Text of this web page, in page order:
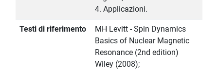
4. Applicazioni.
Testi di riferimento
MH Levitt - Spin Dynamics
Basics of Nuclear Magnetic
Resonance (2nd edition)
Wiley (2008);